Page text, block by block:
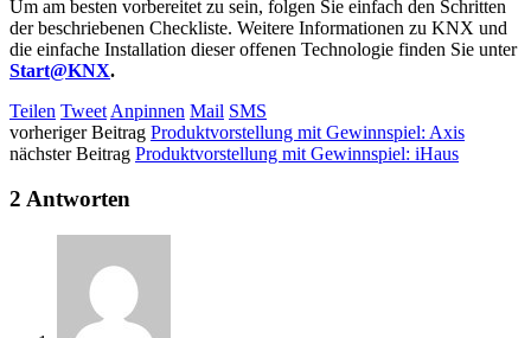
Um am besten vorbereitet zu sein, folgen Sie einfach den Schritten
der beschriebenen Checkliste. Weitere Informationen zu KNX und
die einfache Installation dieser offenen Technologie finden Sie unter
Start@KNX.
Teilen Tweet Anpinnen Mail SMS
vorheriger Beitrag Produktvorstellung mit Gewinnspiel: Axis
nächster Beitrag Produktvorstellung mit Gewinnspiel: iHaus
2 Antworten